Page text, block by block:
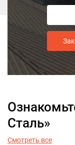
Сталь»
Смотреть все